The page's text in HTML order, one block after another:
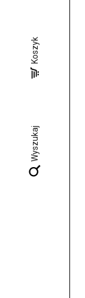
Koszyk
Wyszukaj